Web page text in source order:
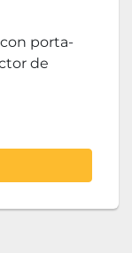
porta-
de